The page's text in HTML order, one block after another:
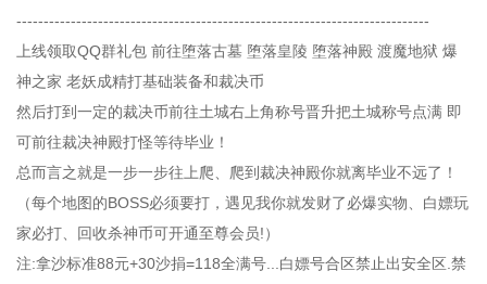
----------------------------------------------------------------------------
上线领取QQ群礼包 前往堕落古墓 堕落皇陵 堕落神殿 渡魔地狱 爆
神之家 老妖成精打基础装备和裁决币
然后打到一定的裁决币前往土城右上角称号晋升把土城称号点满 即
可前往裁决神殿打怪等待毕业！
总而言之就是一步一步往上爬、爬到裁决神殿你就离毕业不远了！
（每个地图的BOSS必须要打，遇见我你就发财了必爆实物、白嫖玩
家必打、回收杀神币可开通至尊会员!）
注:拿沙标准88元+30沙捐=118全满号...白嫖号合区禁止出安全区.禁